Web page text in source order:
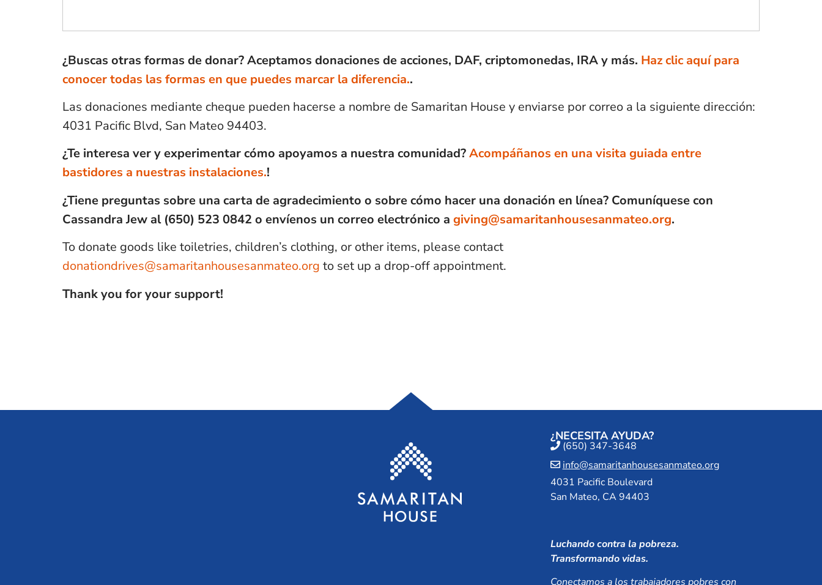
¿Buscas otras formas de donar? Aceptamos donaciones de acciones, DAF, criptomonedas, IRA y más. Haz clic aquí para
conocer todas las formas en que puedes marcar la diferencia..
Las donaciones mediante cheque pueden hacerse a nombre de Samaritan House y enviarse por correo a la siguiente dirección:
4031 Pacific Blvd, San Mateo 94403.
¿Te interesa ver y experimentar cómo apoyamos a nuestra comunidad?Acompáñanos en una visita guiada entre
bastidores a nuestras instalaciones.!
¿Tiene preguntas sobre una carta de agradecimiento o sobre cómo hacer una donación en línea? Comuníquese con
Cassandra Jew al (650) 523 0842 o envíenos un correo electrónico a giving@samaritanhousesanmateo.org.
To donate goods like toiletries, children’s clothing, or other items, please contact
donationdrives@samaritanhousesanmateo.org to set up a drop-off appointment.
Thank you for your support!
Casa Samaritana San Mateo¿NECESITA AYUDA?
(650) 347-3648
info@samaritanhousesanmateo.org
4031 Pacific Boulevard
San Mateo, CA 94403
Luchando contra la pobreza.
Transformando vidas.
Conectamos a los trabajadores pobres con